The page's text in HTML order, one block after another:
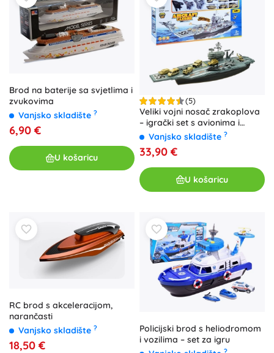
Brod na baterije sa svjetlima i
zvukovima
Vanjsko skladište ?
6,90 €
U košaricu
(5)
Veliki vojni nosač zrakoplova
– igrački set s avionima i
vozilima
Vanjsko skladište ?
33,90 €
U košaricu
RC brod s akceleracijom,
narančasti
Vanjsko skladište ?
18,50 €
Policijski brod s heliodromom
i vozilima – set za igru
?